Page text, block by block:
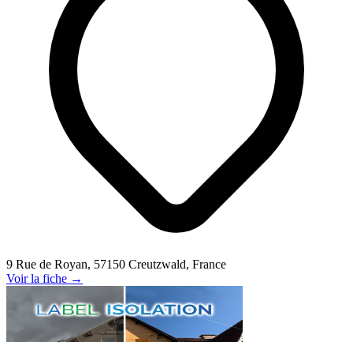
9 Rue de Royan, 57150 Creutzwald, France
Voir la fiche →